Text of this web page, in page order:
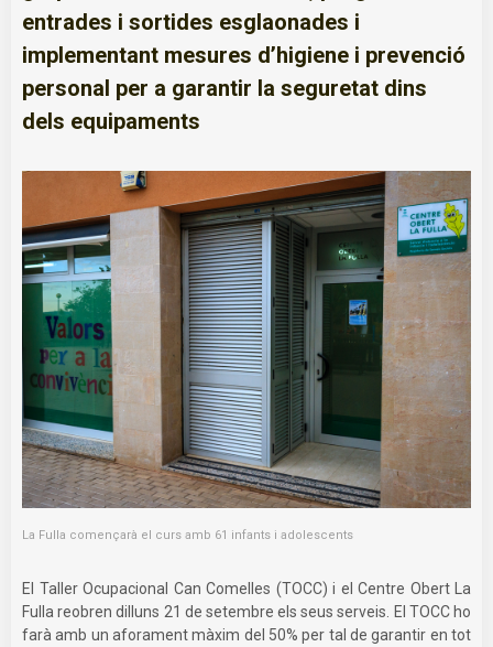
entrades i sortides esglaonades i
implementant mesures d’higiene i prevenció
personal per a garantir la seguretat dins
dels equipaments
La Fulla començarà el curs amb 61 infants i adolescents
El Taller Ocupacional Can Comelles (TOCC) i el Centre Obert La
Fulla reobren dilluns 21 de setembre els seus serveis. El TOCC ho
farà amb un aforament màxim del 50% per tal de garantir en tot